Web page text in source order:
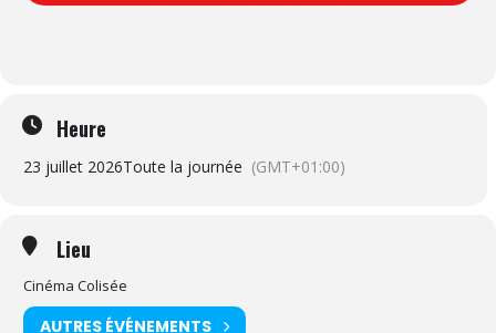
Heure
23 juillet 2026Toute la journée (GMT+01:00)
Lieu
Cinéma Colisée
AUTRES ÉVÉNEMENTS